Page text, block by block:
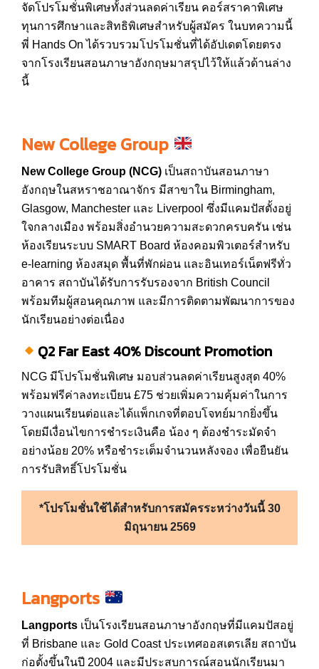
จัดโปรโมชั่นพิเศษทั้งส่วนลดค่าเรียน คอร์สราคาพิเศษ
ทุนการศึกษาและสิทธิพิเศษสำหรับผู้สมัคร ในบทความนี้
พี่ Hands On ได้รวบรวมโปรโมชั่นที่ได้อัปเดตโดยตรง
จากโรงเรียนสอนภาษาอังกฤษมาสรุปไว้ให้แล้วด้านล่าง
นี้
New College Group
New College Group (NCG) เป็นสถาบันสอนภาษา
อังกฤษในสหราชอาณาจักร มีสาขาใน Birmingham,
Glasgow, Manchester และ Liverpool ซึ่งมีแคมปัสตั้งอยู่
ใจกลางเมือง พร้อมสิ่งอำนวยความสะดวกครบครัน เช่น
ห้องเรียนระบบ SMART Board ห้องคอมพิวเตอร์สำหรับ
e-learning ห้องสมุด พื้นที่พักผ่อน และอินเทอร์เน็ตฟรีทั่ว
อาคาร สถาบันได้รับการรับรองจาก British Council
พร้อมทีมผู้สอนคุณภาพ และมีการติดตามพัฒนาการของ
นักเรียนอย่างต่อเนื่อง
Q2 Far East 40% Discount Promotion
NCG มีโปรโมชั่นพิเศษ มอบส่วนลดค่าเรียนสูงสุด 40%
พร้อมฟรีค่าลงทะเบียน £75 ช่วยเพิ่มความคุ้มค่าในการ
วางแผนเรียนต่อและได้แพ็กเกจที่ตอบโจทย์มากยิ่งขึ้น
โดยมีเงื่อนไขการชำระเงินคือ น้อง ๆ ต้องชำระมัดจำ
อย่างน้อย 20% หรือชำระเต็มจำนวนหลังจอง เพื่อยืนยัน
การรับสิทธิ์โปรโมชั่น
*โปรโมชั่นใช้ได้สำหรับการสมัครระหว่างวันนี้ 30
มิถุนายน 2569
Langports
Langports เป็นโรงเรียนสอนภาษาอังกฤษที่มีแคมปัสอยู่
ที่ Brisbane และ Gold Coast ประเทศออสเตรเลีย สถาบัน
ก่อตั้งขึ้นในปี 2004 และมีประสบการณ์สอนนักเรียนมา